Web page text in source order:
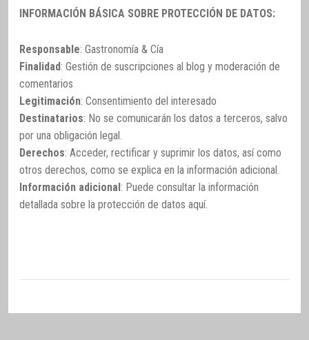
INFORMACIÓN BÁSICA SOBRE PROTECCIÓN DE DATOS:
Responsable: Gastronomía & Cía
Finalidad: Gestión de suscripciones al blog y moderación de
comentarios
Legitimación: Consentimiento del interesado
Destinatarios: No se comunicarán los datos a terceros, salvo
por una obligación legal.
Derechos: Acceder, rectificar y suprimir los datos, así como
otros derechos, como se explica en la información adicional.
Información adicional: Puede consultar la información
detallada sobre la protección de datos aquí.